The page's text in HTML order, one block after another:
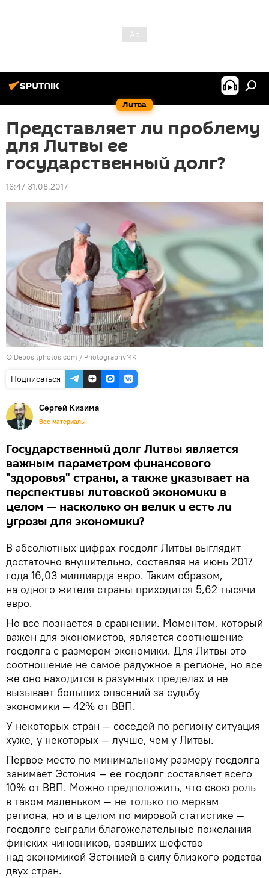
Литва
Представляет ли проблему
для Литвы ее
государственный долг?
16:47 31.08.2017
© Depositphotos.com / PhotographyMK
Подписаться
Сергей Кизима
Все материалы
Государственный долг Литвы является
важным параметром финансового
"здоровья" страны, а также указывает на
перспективы литовской экономики в
целом — насколько он велик и есть ли
угрозы для экономики?
В абсолютных цифрах госдолг Литвы выглядит
достаточно внушительно, составляя на июнь 2017
года 16,03 миллиарда евро. Таким образом,
на одного жителя страны приходится 5,62 тысячи
евро.
Но все познается в сравнении. Моментом, который
важен для экономистов, является соотношение
госдолга с размером экономики. Для Литвы это
соотношение не самое радужное в регионе, но все
же оно находится в разумных пределах и не
вызывает больших опасений за судьбу
экономики — 42% от ВВП.
У некоторых стран — соседей по региону ситуация
хуже, у некоторых — лучше, чем у Литвы.
Первое место по минимальному размеру госдолга
занимает Эстония — ее госдолг составляет всего
10% от ВВП. Можно предположить, что свою роль
в таком маленьком — не только по меркам
региона, но и в целом по мировой статистике —
госдолге сыграли благожелательные пожелания
финских чиновников, взявших шефство
над экономикой Эстонией в силу близкого родства
двух стран.